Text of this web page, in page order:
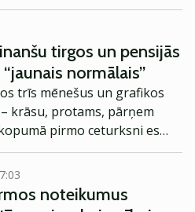
tirgos un pensijās
normālais”
trīs mēnešus un grafikos
krāsu, protams, pārņem
pirmo ceturksni es
bet drīzāk
laiku. Jāsaka gan, ka
rāms brauciens augšup.
tirgos novērojām gan
noteikumus